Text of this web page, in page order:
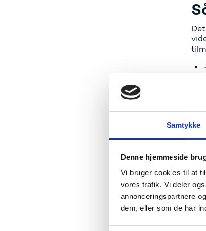
Samtykke
Denne hjemmeside
Vi bruger cookies til at
vores trafik. Vi deler
annonceringspartnere
dem, eller som de har